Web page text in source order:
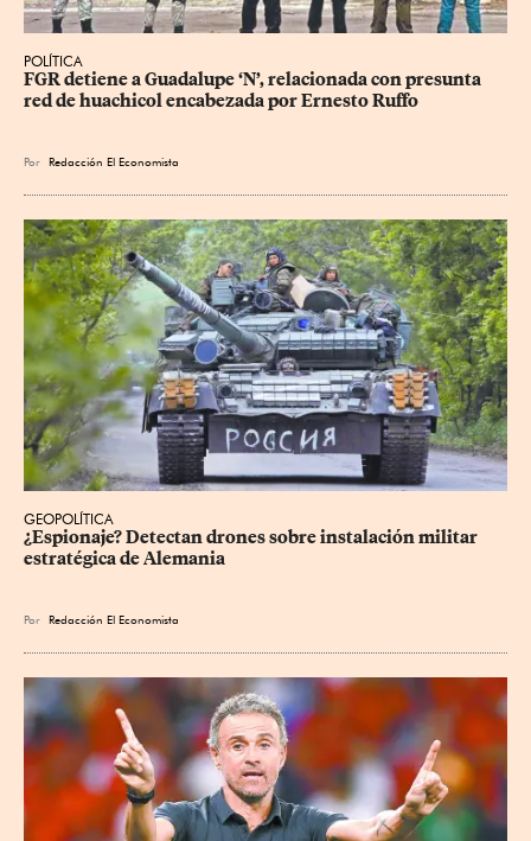
POLÍTICA
FGR detiene a Guadalupe ‘N’, relacionada con presunta
red de huachicol encabezada por Ernesto Ruffo
Por Redacción El Economista
GEOPOLÍTICA
¿Espionaje? Detectan drones sobre instalación militar
estratégica de Alemania
Por Redacción El Economista